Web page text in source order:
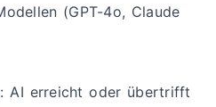
(GPT-4o, Claude
: AI erreicht oder übertrifft